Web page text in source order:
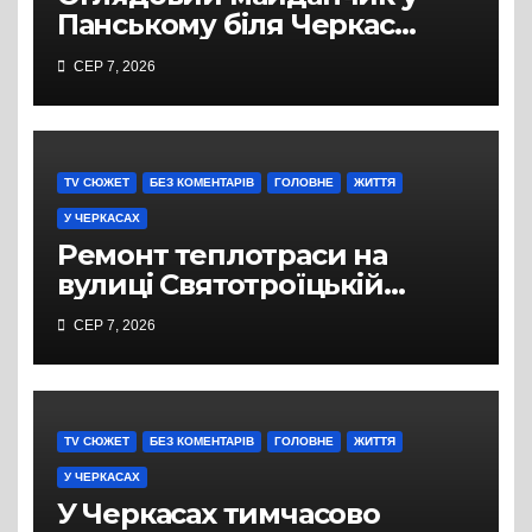
Панському біля Черкас
перетворився на занедбане
сміттєзвалище
СЕР 7, 2026
TV СЮЖЕТ БЕЗ КОМЕНТАРІВ ГОЛОВНЕ ЖИТТЯ
У ЧЕРКАСАХ
Ремонт теплотраси на
вулиці Святотроїцькій
затягнувся порівняно із
запланованими термінами.
Вулицю досі не відкрили
СЕР 7, 2026
TV СЮЖЕТ БЕЗ КОМЕНТАРІВ ГОЛОВНЕ ЖИТТЯ
У ЧЕРКАСАХ
У Черкасах тимчасово